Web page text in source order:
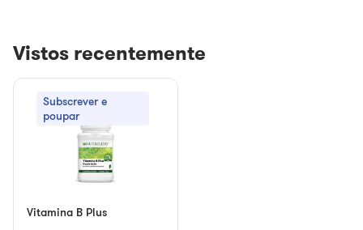
Vistos recentemente
Subscrever e
poupar
Vitamina B Plus